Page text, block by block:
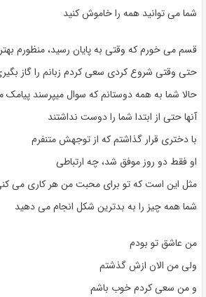
شما می توانید همه را خاموش کنید
قسم می خورم که وقتی به پایان رسید، منظورم
حتی وقتی شروع کردی سعی کردم زبانم را گاز
حالا شما به همه دوستانم که سوال میپرسند پیامک
آنها حتی از ابتدا شما را دوست نداشتند
با دختری قرار گذاشتم که از توجهش متنفرم
او فقط دو روز موفق شد، چه ارتباطی
مثل این است که تو برای محبت من هر کاری می
شما همه چیز را به بدترین شکل انجام می دهید
من عاشق تو بودم
ولی من الان ازش گذشتم
و من سعی کردم خوب باشم